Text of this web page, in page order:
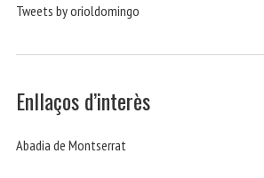
Tweets by orioldomingo
Enllaços d’interès
Abadia de Montserrat